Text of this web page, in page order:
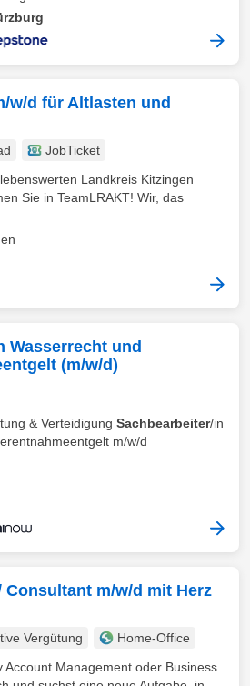
w/d für Altlasten und
JobTicket
Landkreis Kitzingen
Sie in TeamLRAKT! Wir, das
Wasserrecht und
(m/w/d)
& Verteidigung Sachbearbeiter/in
m/w/d
Consultant m/w/d mit Herz
Vergütung
Home-Office
Account Management oder Business